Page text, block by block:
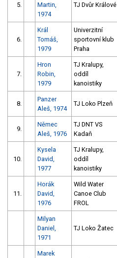
5.
Martin,
1974
TJ Dvůr Králové
6.
Král
Tomáš,
1979
Univerzitní
sportovní klub
Praha
7.
Hron
Robin,
1979
TJ Kralupy,
oddíl
kanoistiky
8.
Panzer
Aleš, 1974
TJ Loko Plzeň
9.
Němec
Aleš, 1976
TJ DNT VS
Kadaň
10.
Kysela
David,
1977
TJ Kralupy,
oddíl
kanoistiky
11.
Horák
David,
1976
Wild Water
Canoe Club
FROL
Milyan
Daniel,
1971
TJ Loko Žatec
Marek